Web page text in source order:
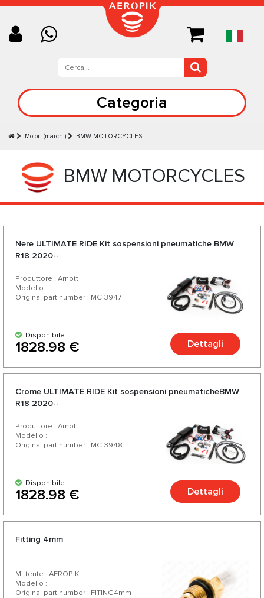
Categoria
Motori (marchi) BMW MOTORCYCLES
BMW MOTORCYCLES
Nere ULTIMATE RIDE Kit sospensioni pneumatiche BMW
R18 2020--
Produttore : Arnott
Modello :
Original part number : MC-3947
Disponibile
1828.98 € Dettagli
Crome ULTIMATE RIDE Kit sospensioni pneumaticheBMW
R18 2020--
Produttore : Arnott
Modello :
Original part number : MC-3948
Disponibile
1828.98 € Dettagli
Fitting 4mm
Mittente : AEROPIK
Modello :
Original part number : FITING4mm